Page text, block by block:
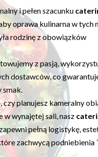
i pełen szacunku
oprawa kulinarna w tych
rodzinę z obowiązków
z pasją,
dostawców, co
smak.
czy planujesz kameralny
w wynajętej sali, nasz
zapewni pełną logistykę,
zachwycą podniebienia